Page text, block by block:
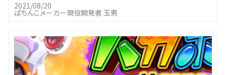
2021/08/20
ぱちんこメーカー現役開発者 玉男